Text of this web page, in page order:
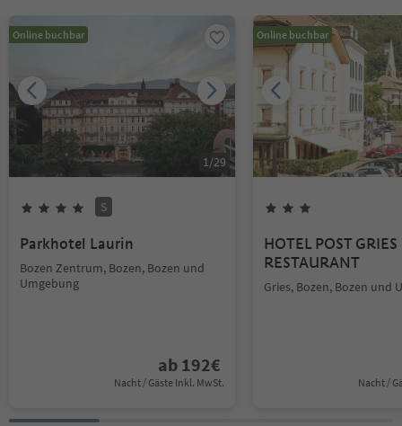
Online buchbar
1/29
S
Parkhotel Laurin
Bozen Zentrum, Bozen, Bozen und
Umgebung
ab 192€
Nacht / Gäste Inkl. MwSt.
Online buchbar
HOTEL POST
RESTAURANT
Gries, Bozen, Bozen und
Nacht /